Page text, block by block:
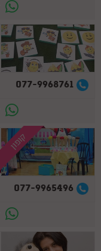
077-9968761
קופון
077-9965496